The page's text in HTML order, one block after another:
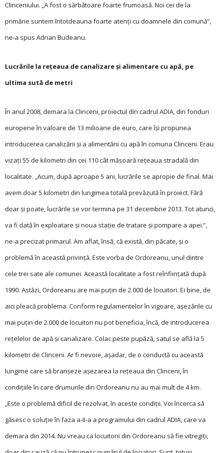
Clinceniului. „A fost o sărbătoare foarte frumoasă. Noi cei de la
primărie suntem întotdeauna foarte atenți cu doamnele din comună”,
ne-a spus Adrian Budeanu.
Lucrările la rețeaua de canalizare și alimentare cu apă, pe
ultima sută de metri
În anul 2008, demara la Clinceni, proiectul din cadrul ADIA, din fonduri
europene în valoare de 13 milioane de euro, care își propunea
introducerea canalizării și a alimentării cu apă în comuna Clinceni. Erau
vizați 55 de kilometri din cei 110 cât măsoară rețeaua stradală din
localitate. „Acum, după aproape 5 ani, lucrările se apropie de final. Mai
avem doar 5 kilometri din lungimea totală prevăzută în proiect. Fără
doar și poate, lucrările se vor termina pe 31 decembrie 2013. Tot atunci,
va fi dată în exploatare și noua stație de tratare și pompare a apei.”,
ne-a precizat primarul. Am aflat, însă, că există, din păcate, și o
problemă în această privință. Este vorba de Ordoreanu, unul dintre
cele trei sate ale comunei. Această localitate a fost reînființată după
1990. Astăzi, Ordoreanu are mai puțin de 2.000 de locuitori. Ei bine, de
aici pleacă problema. Conform regulamentelor în vigoare, așezările cu
mai puțin de 2.000 de locuitori nu pot beneficia, încă, de introducerea
rețelelor de apă și canalizare. Colac peste pupăză, satul se află la 5
kilometri de Clinceni. Ar fi nevoie, așadar, de o conductă cu această
lungime care să branșeze așezarea la rețeaua din Clinceni, în
condițiile în care drumurile din Ordoreanu nu au mai mult de 4 km.
„Este o problemă dificil de rezolvat, în aceste condiții. Voi încerca să
găsesc o soluție în faza a-II-a a programului din cadrul ADIA, care va
demara din 2014. Nu vreau ca locuitorii din Ordoreanu să fie vitregiți,